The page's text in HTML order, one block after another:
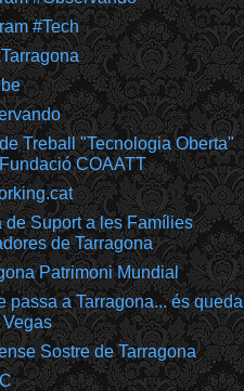
#Tech
Treball "Tecnologia Oberta"
COAATT
de Suport a les Famílies
de Tarragona
Patrimoni Mundial
passa a Tarragona... és queda
Sostre de Tarragona